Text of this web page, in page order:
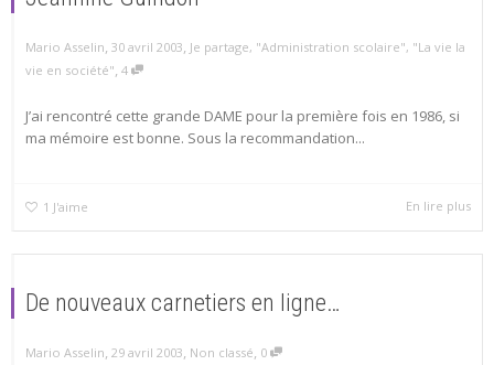
Mario Asselin, 30 avril 2003, Je partage, "Administration scolaire", "La vie la
vie en société", 4
J’ai rencontré cette grande DAME pour la première fois en 1986, si
ma mémoire est bonne. Sous la recommandation...
1 J'aime En lire plus
De nouveaux carnetiers en ligne…
Mario Asselin, 29 avril 2003, Non classé, 0